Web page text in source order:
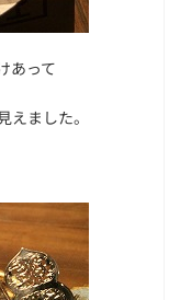
あって
ました。